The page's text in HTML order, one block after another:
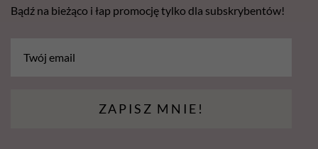
Bądź na bieżąco i łap promocję tylko dla subskrybentów!
ZAPISZ MNIE!